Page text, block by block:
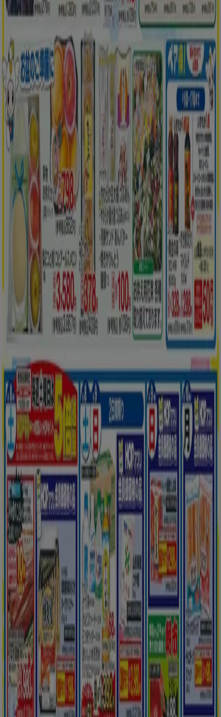
北見市のスーパーマーケットのカタロ
グ
北見市のチラシとお得な情報
シェルター 水着 水族館 ランタン 米カーテン ネックレス フット
ケア
スーツケース
他のまちのスーパーマーケット
東京都 大阪市 横浜市 名古屋市 福岡市 札幌市
神
戸市
仙台市 広島市 京都市 さいたま市 川崎市
千葉
北九州市 新潟市
渋谷区
都道府県一覧へ
Tiendeoで掲載しているスーパーマーケット情報
から最新をご案内！
こちらの スーパーマーケットカテゴリーでは、スーパーマー
ケットの
チラシ、住所、電話番号
などがチェックできます。
お得な 割引情報を毎日チェックして 節約にどうぞ！複数のチ
ラシを比較するのにも便利ですよ。
に行く のオファー スーパーマーケット
Tiendeoは世界中でのローカルショッピングを改革するIT企
業Shopfullyの一社です。